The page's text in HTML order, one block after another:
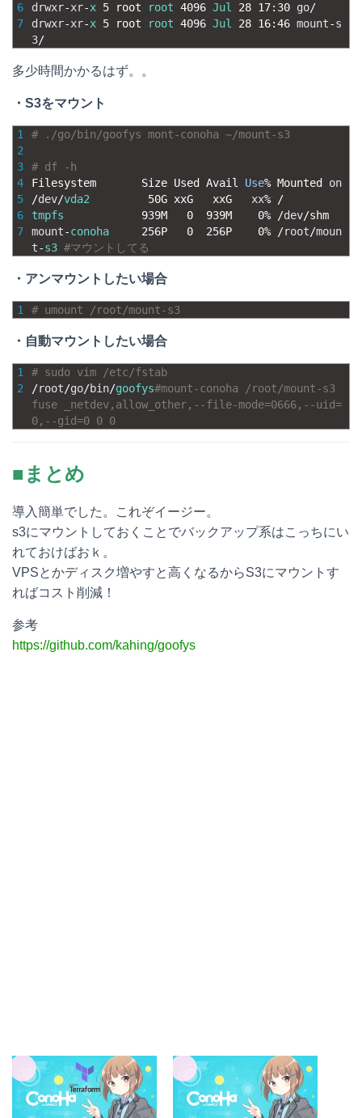
6
7
drwxr-xr-x 5 root root 4096 Jul 28 17: 30 go/
drwxr-xr-x 5 root root 4096 Jul 28 16:46 mount-s
3/
多少時間かかるはず。。
・S3をマウント
1
2
3
4
5
6
7
# ./go/bin/goofys mont-conoha ~/mount-s3
# df -h
Filesystem Size Used Avail Use% Mounted on
/dev/vda2 50G xxG xxG xx% /
tmpfs
939M 0 939M 0% /dev/shm
mount-conoha 256P 0 256P 0% /root/moun
t-s3 #マウントしてる
・アンマウントしたい場合
1 # umount /root/mount-s3
・自動マウントしたい場合
1
2
# sudo vim /etc/fstab
/root/go/bin/goofys#mount-conoha /root/mount-s3
fuse _netdev,allow_other,--file-mode=0666,--uid=
0,--gid=0 0 0
■まとめ
導入簡単でした。これぞイージー。
s3にマウントしておくことでバックアップ系はこっちにい
れておけばおｋ。
VPSとかディスク増やすと高くなるからS3にマウントす
ればコスト削減！
参考
https://github.com/kahing/goofys